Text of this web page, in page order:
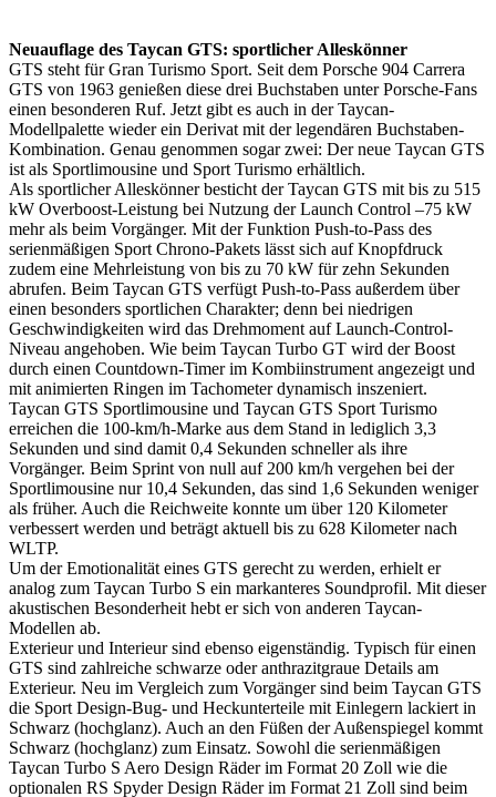
Neuauflage des Taycan GTS: sportlicher Alleskönner
GTS steht für Gran Turismo Sport. Seit dem Porsche 904 Carrera
GTS von 1963 genießen diese drei Buchstaben unter Porsche-Fans
einen besonderen Ruf. Jetzt gibt es auch in der Taycan-
Modellpalette wieder ein Derivat mit der legendären Buchstaben-
Kombination. Genau genommen sogar zwei: Der neue Taycan GTS
ist als Sportlimousine und Sport Turismo erhältlich.
Als sportlicher Alleskönner besticht der Taycan GTS mit bis zu 515
kW Overboost-Leistung bei Nutzung der Launch Control –75 kW
mehr als beim Vorgänger. Mit der Funktion Push-to-Pass des
serienmäßigen Sport Chrono-Pakets lässt sich auf Knopfdruck
zudem eine Mehrleistung von bis zu 70 kW für zehn Sekunden
abrufen. Beim Taycan GTS verfügt Push-to-Pass außerdem über
einen besonders sportlichen Charakter; denn bei niedrigen
Geschwindigkeiten wird das Drehmoment auf Launch-Control-
Niveau angehoben. Wie beim Taycan Turbo GT wird der Boost
durch einen Countdown-Timer im Kombiinstrument angezeigt und
mit animierten Ringen im Tachometer dynamisch inszeniert.
Taycan GTS Sportlimousine und Taycan GTS Sport Turismo
erreichen die 100-km/h-Marke aus dem Stand in lediglich 3,3
Sekunden und sind damit 0,4 Sekunden schneller als ihre
Vorgänger. Beim Sprint von null auf 200 km/h vergehen bei der
Sportlimousine nur 10,4 Sekunden, das sind 1,6 Sekunden weniger
als früher. Auch die Reichweite konnte um über 120 Kilometer
verbessert werden und beträgt aktuell bis zu 628 Kilometer nach
WLTP.
Um der Emotionalität eines GTS gerecht zu werden, erhielt er
analog zum Taycan Turbo S ein markanteres Soundprofil. Mit dieser
akustischen Besonderheit hebt er sich von anderen Taycan-
Modellen ab.
Exterieur und Interieur sind ebenso eigenständig. Typisch für einen
GTS sind zahlreiche schwarze oder anthrazitgraue Details am
Exterieur. Neu im Vergleich zum Vorgänger sind beim Taycan GTS
die Sport Design-Bug- und Heckunterteile mit Einlegern lackiert in
Schwarz (hochglanz). Auch an den Füßen der Außenspiegel kommt
Schwarz (hochglanz) zum Einsatz. Sowohl die serienmäßigen
Taycan Turbo S Aero Design Räder im Format 20 Zoll wie die
optionalen RS Spyder Design Räder im Format 21 Zoll sind beim